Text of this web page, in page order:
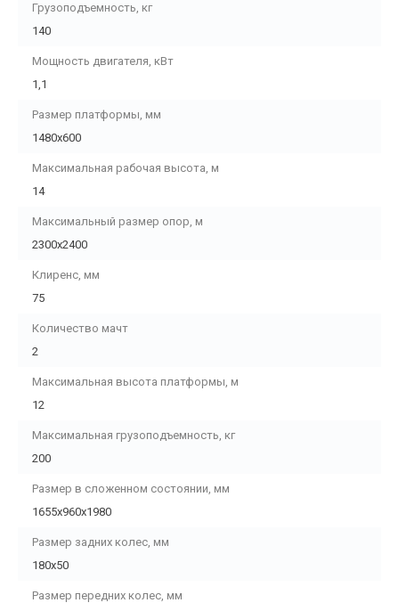
Грузоподъемность, кг
140
Мощность двигателя, кВт
1,1
Размер платформы, мм
1480х600
Максимальная рабочая высота, м
14
Максимальный размер опор, м
2300x2400
Клиренс, мм
75
Количество мачт
2
Максимальная высота платформы, м
12
Максимальная грузоподъемность, кг
200
Размер в сложенном состоянии, мм
1655х960х1980
Размер задних колес, мм
180х50
Размер передних колес, мм